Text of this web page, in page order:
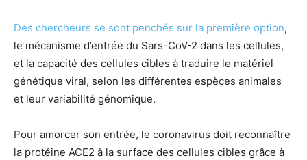
Des chercheurs se sont penchés sur la première option,
le mécanisme d’entrée du Sars-CoV-2 dans les cellules,
et la capacité des cellules cibles à traduire le matériel
génétique viral, selon les différentes espèces animales
et leur variabilité génomique.
Pour amorcer son entrée, le coronavirus doit reconnaître
la protéine ACE2 à la surface des cellules cibles grâce à